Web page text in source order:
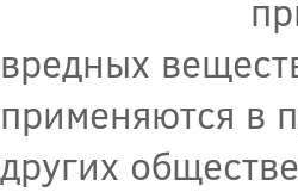
вредных
применяются в
других